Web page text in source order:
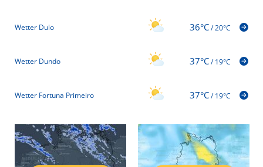
Wetter Dulo 36°C/20°C
Wetter Dundo 37°C/19°C
Wetter Fortuna Primeiro 37°C/19°C